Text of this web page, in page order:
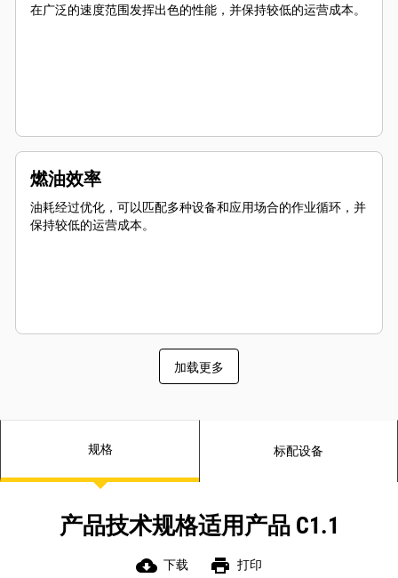
在广泛的速度范围发挥出色的性能，并保持较低的运营成本。
燃油效率
油耗经过优化，可以匹配多种设备和应用场合的作业循环，并
保持较低的运营成本。
加载更多
规格 标配设备
产品技术规格适用产品 C1.1
cloud_download 下载 print 打印